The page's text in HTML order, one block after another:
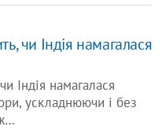
чи Індія намагалася
Індія намагалася
ускладнюючи і без